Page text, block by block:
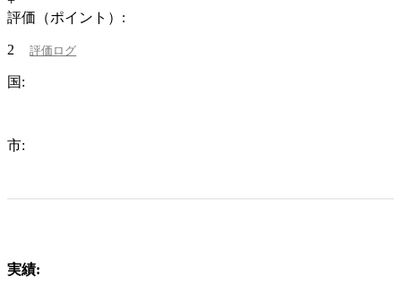
評価（ポイント）:
2 評価ログ
国:
市:
実績: